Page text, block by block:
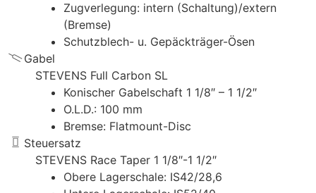
Zugverlegung: intern (Schaltung)/extern
(Bremse)
Schutzblech- u. Gepäckträger-Ösen
Gabel
STEVENS Full Carbon SL
Konischer Gabelschaft 1 1/8″ – 1 1/2″
O.L.D.: 100 mm
Bremse: Flatmount-Disc
Steuersatz
STEVENS Race Taper 1 1/8″-1 1/2″
Obere Lagerschale: IS42/28,6